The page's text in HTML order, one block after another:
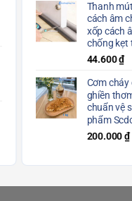
Thanh
cách âm
xốp cách
chống kẹt
44.600₫
Cơm cháy
ghiền
chuẩn vệ
phẩm
200.000₫